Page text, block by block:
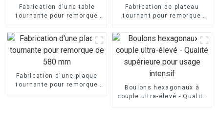
Fabrication d'une table
tournante pour remorque
Fabrication de plateau
tournant pour remorque
Fabrication d'une plaque
tournante pour remorque
Boulons hexagonaux à
couple ultra-élevé - Qualité